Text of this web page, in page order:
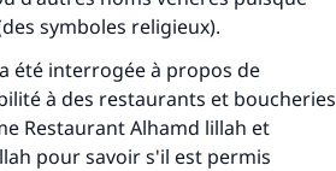
symboles religieux).
été interrogée à propos de
à des restaurants et boucheries
Restaurant Alhamd lillah et
pour savoir s'il est permis